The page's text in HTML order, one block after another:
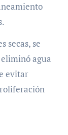
secas, se
agua
evitar